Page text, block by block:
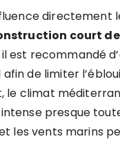
directement
court
il est recommandé
de limiter
le climat
presque
les vents marins